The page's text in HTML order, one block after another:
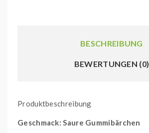
BESCHREIBUNG
BEWERTUNGEN (0)
Produktbeschreibung
Geschmack: Saure Gummibärchen